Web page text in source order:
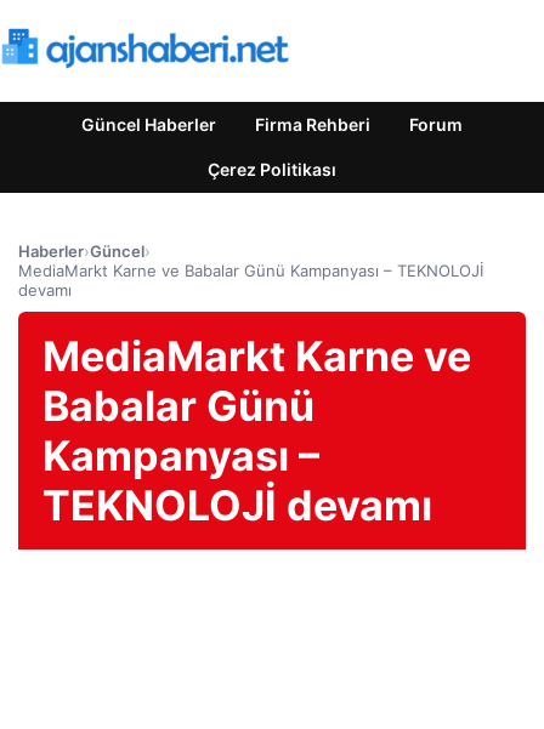
Güncel Haberler Firma Rehberi Forum
Çerez Politikası
Haberler›Güncel›
MediaMarkt Karne ve Babalar Günü Kampanyası – TEKNOLOJİ
devamı
MediaMarkt Karne ve
Babalar Günü
Kampanyası –
TEKNOLOJİ devamı